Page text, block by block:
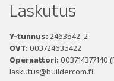
Laskutus
Y-tunnus: 2463542-2
OVT: 003724635422
Operaattori: 003714377140
laskutus@buildercom.fi